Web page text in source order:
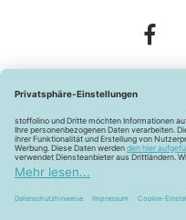
Widerrufsbelehrung
Barrierefreiheitserklärung